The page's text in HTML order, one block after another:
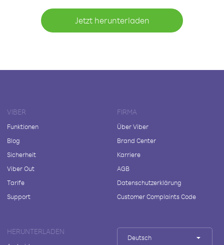
Jetzt herunterladen
VIBER
Funktionen
Blog
Sicherheit
Viber Out
Tarife
Support
FIRMA
Über Viber
Brand Center
Karriere
AGB
Datenschutzerklärung
Customer Complaints Code
HERUNTERLADEN
Deutsch